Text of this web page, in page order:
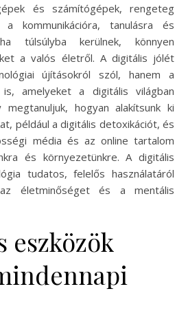
és számítógépek, rengeteg
a kommunikációra, tanulásra és
túlsúlyba kerülnek, könnyen
a valós életről. A digitális jólét
újításokról szól, hanem a
amelyeket a digitális világban
megtanuljuk, hogyan alakítsunk ki
például a digitális detoxikációt, és
média és az online tartalom
és környezetünkre. A digitális
tudatos, felelős használatáról
életminőséget és a mentális
eszközök